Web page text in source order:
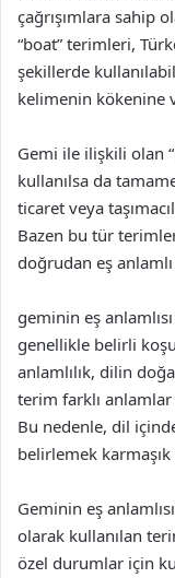
çağrışımlara sahip
“boat” terimleri,
şekillerde
kelimenin kökenine
Gemi ile ilişkili olan
kullanılsa da
ticaret veya
Bazen bu tür
doğrudan eş
geminin eş
genellikle belirli
anlamlılık, dilin
terim farklı
Bu nedenle, dil
belirlemek
Geminin eş
olarak kullanılan
özel durumlar için